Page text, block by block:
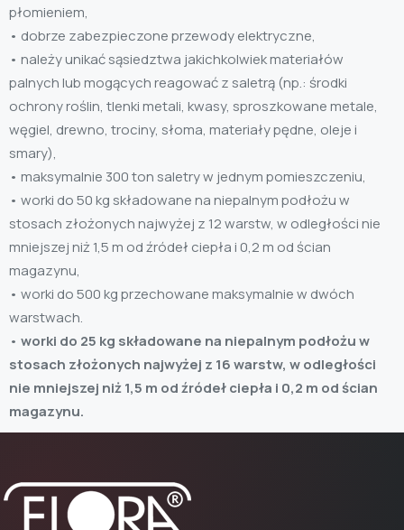
płomieniem,
• dobrze zabezpieczone przewody elektryczne,
• należy unikać sąsiedztwa jakichkolwiek materiałów
palnych lub mogących reagować z saletrą (np.: środki
ochrony roślin, tlenki metali, kwasy, sproszkowane metale,
węgiel, drewno, trociny, słoma, materiały pędne, oleje i
smary),
• maksymalnie 300 ton saletry w jednym pomieszczeniu,
• worki do 50 kg składowane na niepalnym podłożu w
stosach złożonych najwyżej z 12 warstw, w odległości nie
mniejszej niż 1,5 m od źródeł ciepła i 0,2 m od ścian
magazynu,
• worki do 500 kg przechowane maksymalnie w dwóch
warstwach.
• worki do 25 kg składowane na niepalnym podłożu w
stosach złożonych najwyżej z 16 warstw, w odległości
nie mniejszej niż 1,5 m od źródeł ciepła i 0,2 m od ścian
magazynu.